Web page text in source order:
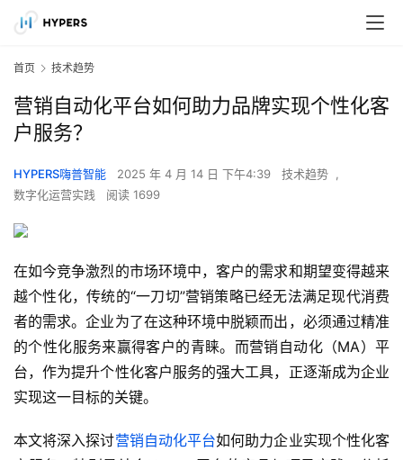
首页 技术趋势
营销自动化平台如何助力品牌实现个性化客
户服务？
HYPERS嗨普智能 2025 年 4 月 14 日 下午4:39 技术趋势 ,
数字化运营实践
阅读 1699
在如今竞争激烈的市场环境中，客户的需求和期望变得越来
越个性化，传统的“一刀切”营销策略已经无法满足现代消费
者的需求。企业为了在这种环境中脱颖而出，必须通过精准
的个性化服务来赢得客户的青睐。而营销自动化（MA）平
台，作为提升个性化客户服务的强大工具，正逐渐成为企业
实现这一目标的关键。
本文将深入探讨营销自动化平台如何助力企业实现个性化客